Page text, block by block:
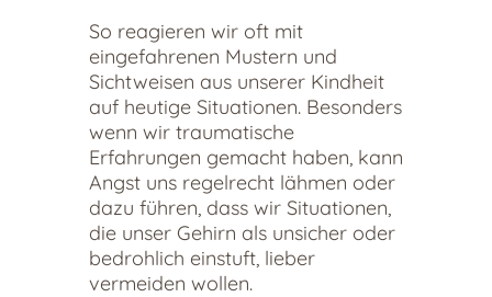
So reagieren wir oft mit
eingefahrenen Mustern und
Sichtweisen aus unserer Kindheit
auf heutige Situationen. Besonders
wenn wir traumatische
Erfahrungen gemacht haben, kann
Angst uns regelrecht lähmen oder
dazu führen, dass wir Situationen,
die unser Gehirn als unsicher oder
bedrohlich einstuft, lieber
vermeiden wollen.